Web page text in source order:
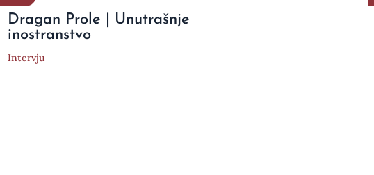
Dragan Prole | Unutrašnje
inostranstvo
Intervju